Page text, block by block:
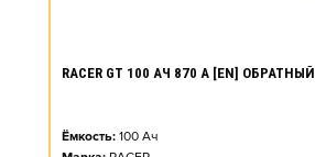
RACER GT 100 АЧ 870 А [EN] ОБРАТНЫЙ
Ёмкость: 100 Ач